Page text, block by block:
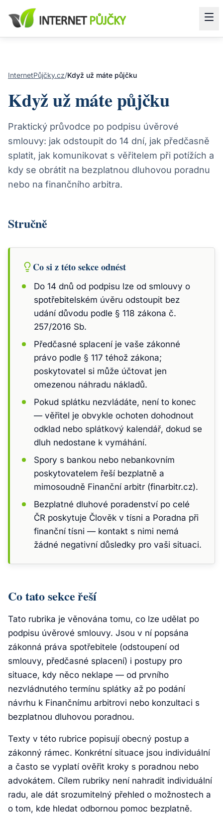
InternetPůjčky.cz/Když už máte půjčku
Když už máte půjčku
Praktický průvodce po podpisu úvěrové
smlouvy: jak odstoupit do 14 dní, jak předčasně
splatit, jak komunikovat s věřitelem při potížích a
kdy se obrátit na bezplatnou dluhovou poradnu
nebo na finančního arbitra.
Stručně
Co si z této sekce odnést
Do 14 dnů od podpisu lze od smlouvy o
spotřebitelském úvěru odstoupit bez
udání důvodu podle § 118 zákona č.
257/2016 Sb.
Předčasné splacení je vaše zákonné
právo podle § 117 téhož zákona;
poskytovatel si může účtovat jen
omezenou náhradu nákladů.
Pokud splátku nezvládáte, není to konec
— věřitel je obvykle ochoten dohodnout
odklad nebo splátkový kalendář, dokud se
dluh nedostane k vymáhání.
Spory s bankou nebo nebankovním
poskytovatelem řeší bezplatně a
mimosoudně Finanční arbitr (finarbitr.cz).
Bezplatné dluhové poradenství po celé
ČR poskytuje Člověk v tísni a Poradna při
finanční tísni — kontakt s nimi nemá
žádné negativní důsledky pro vaši situaci.
Co tato sekce řeší
Tato rubrika je věnována tomu, co lze udělat po
podpisu úvěrové smlouvy. Jsou v ní popsána
zákonná práva spotřebitele (odstoupení od
smlouvy, předčasné splacení) i postupy pro
situace, kdy něco neklape — od prvního
nezvládnutého termínu splátky až po podání
návrhu k Finančnímu arbitrovi nebo konzultaci s
bezplatnou dluhovou poradnou.
Texty v této rubrice popisují obecný postup a
zákonný rámec. Konkrétní situace jsou individuální
a často se vyplatí ověřit kroky s poradnou nebo
advokátem. Cílem rubriky není nahradit individuální
radu, ale dát srozumitelný přehled o možnostech a
o tom, kde hledat odbornou pomoc bezplatně.